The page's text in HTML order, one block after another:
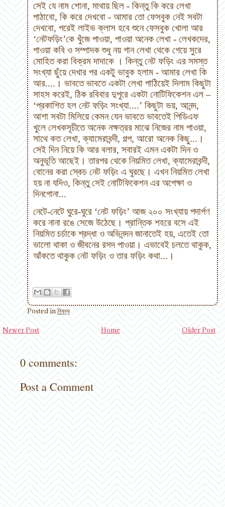
সেই যে নাম শোনা, মাথায় ছিল - কিন্তু কি করে লেখা
পাঠাবো, কি করে দেখবো - আমার তো ফেসবুক নেই সবটা
দেখবো, পরেই লাইভ ক্লাস হবে শুনে ফেসবুক খোলা আর
‘নেটফড়িং’কে খুঁজে পাওয়া, পাওয়া অনেক লেখা - লেখকদের,
পাওয়া কবি ও সম্পাদক শুধু নয় গান লেখা থেকে গেয়ে সুরে
মোহিত করা বিক্রম দাদাকে । কিন্তু নেট ফড়িং এর সমস্ত
সংখ্যা ছুঁয়ে দেখার পর একটু ভাবুক হলাম - আমার লেখা কি
আর....। ভাবতে ভাবতে একটা লেখা পাঠিয়েই দিলাম কিছুটা
সাহস করেই, ঠিক রবিবার দুপুরে একটা নোটিফিকেশন এল –
‘প্রকাশিত হল নেট ফড়িং সংখ্যা....’ কিছুটা ভয়, আনন্দ,
আশা সবটা মিলিয়ে কেমন যেন ভাবতে ভাবতেই পিডিএফ
খুলে লেখকসূচীতে অনেক নক্ষত্রর মাঝে নিজের নাম পাওয়া,
সাথে কত লেখা, ক্যামেরাবন্দী, গল্প, আরো অনেক কিছু...।
সেই দিন নিয়ে কি আর বলার, সবারই এমন একটা দিন ও
অনুভূতি আছেই। তারপর থেকে নিয়মিত লেখা, ক্যামেরাবন্দী,
বোনের করা স্কেচ নেট ফড়িং এ ঘুরছে। এখন নিয়মিত লেখা
হয় না যদিও, কিন্তু সেই নোটিফিকেশন এর অপেক্ষা ও
দিনগোনা...
নেটে-নেটে ঘুরে-ঘুরে ‘নেট ফড়িং’ আজ ২০০ সংখ্যায় পদার্পণ
করে নানা রঙে সেজে উঠেছে। প্রান্তিক শহরে বসে এই
নিয়মিত চর্চাকে শ্রদ্ধা ও অভিনন্দন জানাতেই হয়, এতেই তো
ভালো থাকা ও জীবনের রসদ পাওয়া। এভাবেই চলতে থাকুক,
আঁকতে থাকুক নেট ফড়িং ও তার ফড়িং কথা...।
Posted inনিবন্ধ
Newer Post Older Post
Home
0 comments:
Post a Comment